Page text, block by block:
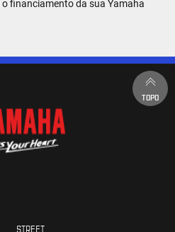
financiamento da sua Yamaha
TOPO
STREET